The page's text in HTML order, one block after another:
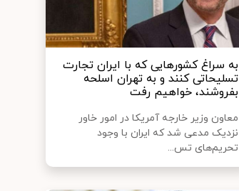
به سراغ کشورهایی که با ایران تجارت
تسلیحاتی کنند و به تهران اسلحه
بفروشند، خواهیم رفت
معاون وزیر خارجه آمریکا در امور خاور
نزدیک مدعی شد که ایران با وجود
تحریم‌های تس...